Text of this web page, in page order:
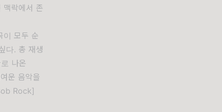
맥락에서 존
이 모두 순
다. 총 재생
나온
운 음악을
Rock]